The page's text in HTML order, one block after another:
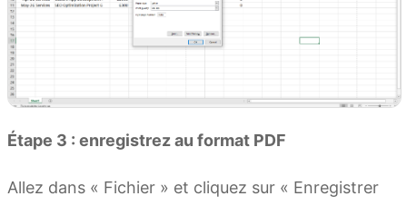
Étape 3 : enregistrez au format PDF
Allez dans « Fichier » et cliquez sur « Enregistrer